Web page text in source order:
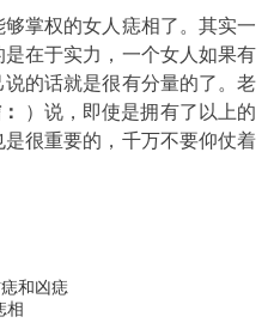
掌权的女人痣相了。其实一
在于实力，一个女人如果有
的话就是很有分量的了。老
）说，即使是拥有了以上的
很重要的，千万不要仰仗着
和凶痣
相